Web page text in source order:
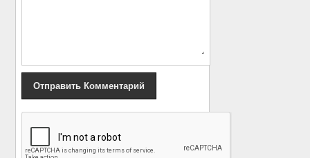
Жизнь в танце:
концептуальные
фотографии балетных
ярких фотографий из